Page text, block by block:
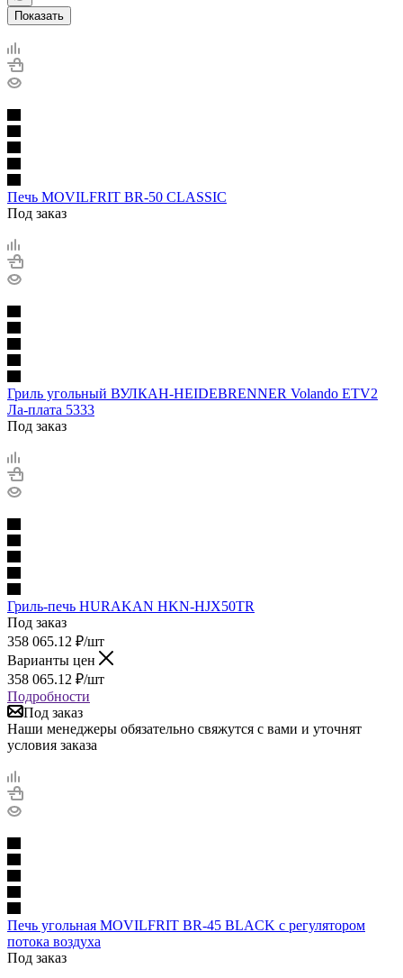
Показать
Печь MOVILFRIT BR-50 CLASSIC
Под заказ
Гриль угольный ВУЛКАН-HEIDEBRENNER Volando ETV2
Ла-плата 5333
Под заказ
Гриль-печь HURAKAN HKN-HJX50TR
Под заказ
358 065.12 ₽/шт
Варианты цен
358 065.12 ₽/шт
Подробности
Под заказ
Наши менеджеры обязательно свяжутся с вами и уточнят
условия заказа
Печь угольная MOVILFRIT BR-45 BLACK с регулятором
потока воздуха
Под заказ